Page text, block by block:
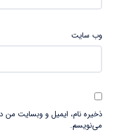
وب‌ سایت
ذخیره نام، ایمیل و وبسایت من
می‌نویسم.